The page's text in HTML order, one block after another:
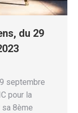
du 29
septembre
pour la
8ème